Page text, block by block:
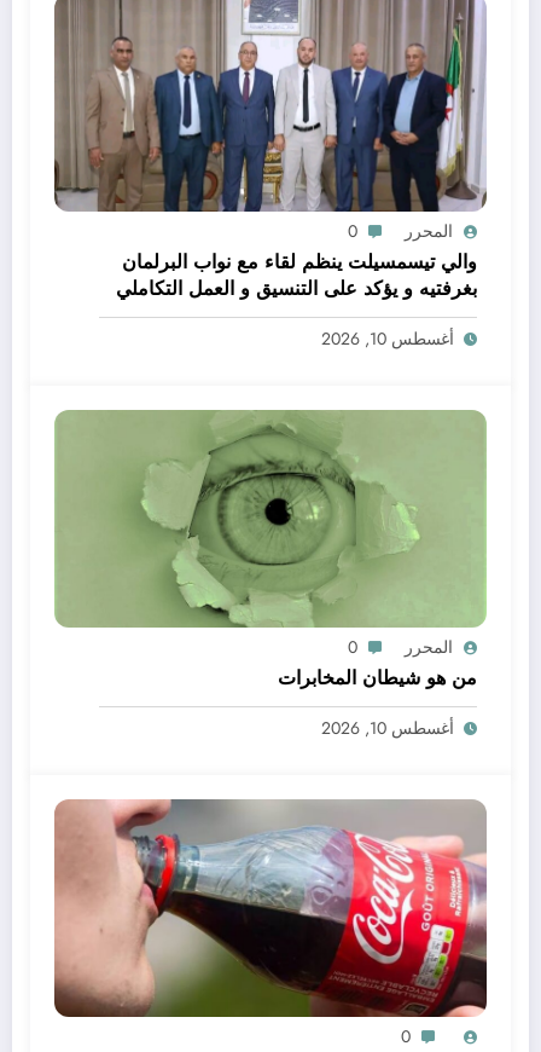
المحرر 0
والي تيسمسيلت ينظم لقاء مع نواب البرلمان
بغرفتيه و يؤكد على التنسيق و العمل التكاملي
خدمة للتنمية و المواطن
أغسطس 10, 2026
المحرر 0
من هو شيطان المخابرات
أغسطس 10, 2026
0